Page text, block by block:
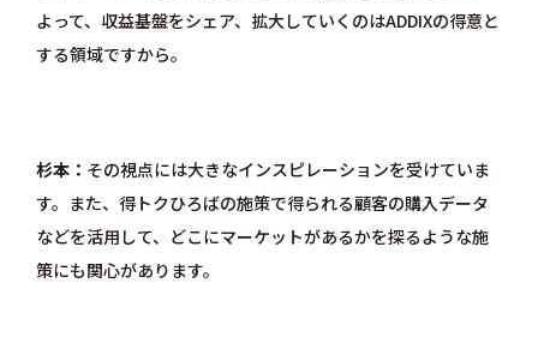
よって、収益基盤をシェア、拡大していくのはADDIXの得意と
する領域ですから。
杉本
その視点には大きなインスピレーションを受けていま
す。また、得トクひろばの施策で得られる顧客の購入データ
などを活用して、どこにマーケットがあるかを探るような施
策にも関心があります。